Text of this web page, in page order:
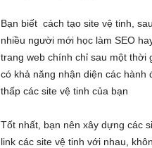
Bạn biết cách tạo site vệ tinh,
nhiều người mới học làm SEO
trang web chính chỉ sau một
có khả năng nhận diện các
thấp các site vệ tinh của bạn
Tốt nhất, bạn nên xây dựng các
link các site vệ tinh với nhau,